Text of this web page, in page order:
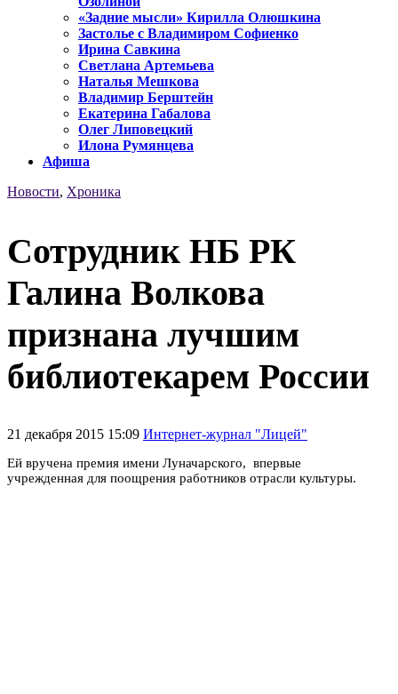
«Задние мысли» Кирилла Олюшкина
Застолье с Владимиром Софиенко
Ирина Савкина
Светлана Артемьева
Наталья Мешкова
Владимир Берштейн
Екатерина Габалова
Олег Липовецкий
Илона Румянцева
Афиша
Новости, Хроника
Сотрудник НБ РК
Галина Волкова
признана лучшим
библиотекарем России
21 декабря 2015 15:09 Интернет-журнал "Лицей"
Ей вручена премия имени Луначарского, впервые
учрежденная для поощрения работников отрасли культуры.